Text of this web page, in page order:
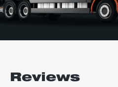
Reviews